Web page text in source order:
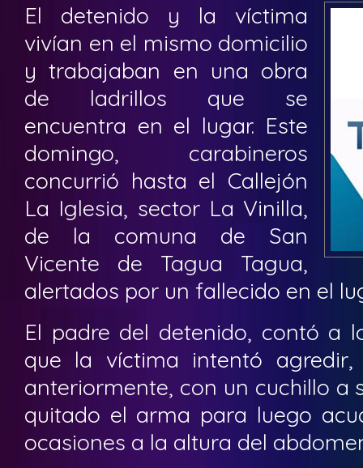
El detenido y la víctima
vivían en el mismo domicilio
y trabajaban en una obra
de ladrillos que se
encuentra en el lugar. Este
domingo, carabineros
concurrió hasta el Callejón
La Iglesia, sector La Vinilla,
de la comuna de San
Vicente de Tagua Tagua,
alertados por un fallecido en el
El padre del detenido, contó a
que la víctima intentó
anteriormente, con un cuchillo a
quitado el arma para luego
ocasiones a la altura del